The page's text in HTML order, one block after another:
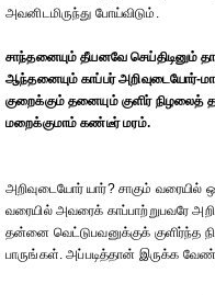
அவனிடமிருந்து போய்விடும்.
சாந்தனையும் தீயனவே செய்திடினும்
ஆந்தனையும் காப்பர் அறிவுடையோர்-
குறைக்கும் தனையும் குளிர் நிழலைத்
மறைக்குமாம் கண்டீர் மரம்.
அறிவுடையோர் யார்? சாகும் வரையில்
வரையில் அவரைக் காப்பாற்றுபவரே
தன்னை வெட்டுபவனுக்குக் குளிர்ந்த
பாருங்கள். அப்படித்தான் இருக்க